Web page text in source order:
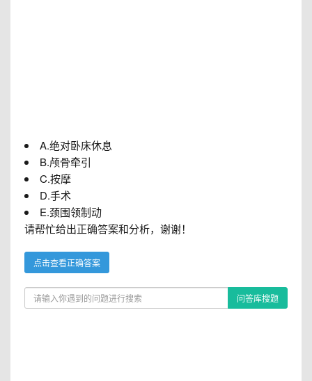
A.绝对卧床休息
B.颅骨牵引
C.按摩
D.手术
E.颈围领制动
请帮忙给出正确答案和分析，谢谢！
点击查看正确答案
问答库搜题